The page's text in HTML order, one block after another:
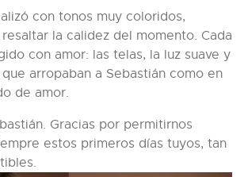
con tonos muy coloridos,
la calidez del momento. Cada
con amor: las telas, la luz suave y
arropaban a Sebastián como en
de amor.
Gracias por permitirnos
estos primeros días tuyos, tan